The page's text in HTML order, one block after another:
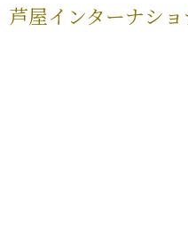
芦屋インターナシ